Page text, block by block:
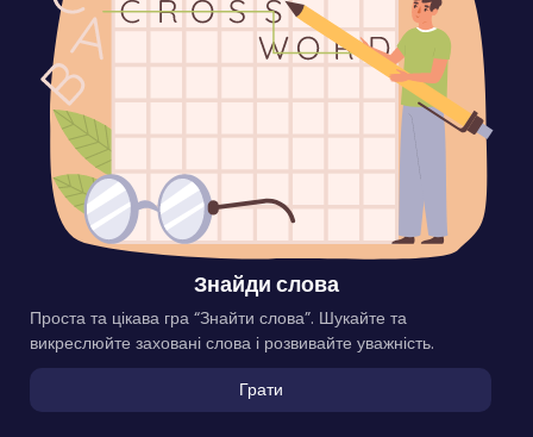
Знайди слова
Проста та цікава гра “Знайти слова”. Шукайте та
викреслюйте заховані слова і розвивайте уважність.
Грати